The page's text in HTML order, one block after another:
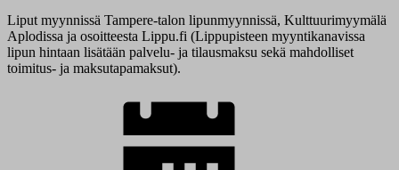
Liput myynnissä Tampere-talon lipunmyynnissä, Kulttuurimyymälä
Aplodissa ja osoitteesta Lippu.fi (Lippupisteen myyntikanavissa
lipun hintaan lisätään palvelu- ja tilausmaksu sekä mahdolliset
toimitus- ja maksutapamaksut).